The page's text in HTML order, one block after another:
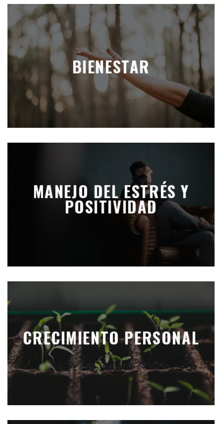
BIENESTAR
MANEJO DEL ESTRÉS Y
POSITIVIDAD
CRECIMIENTO PERSONAL